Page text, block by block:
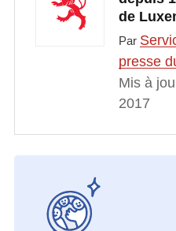
de
Par
presse
Mis à
2017